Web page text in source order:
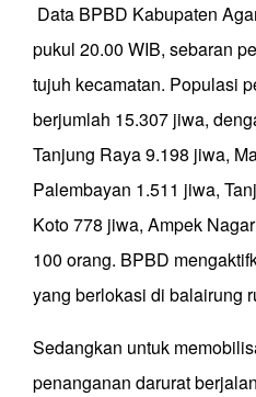
Data BPBD Kabupaten
pukul 20.00 WIB, sebaran
tujuh kecamatan. Populasi
berjumlah 15.307 jiwa,
Tanjung Raya 9.198 jiwa,
Palembayan 1.511 jiwa,
Koto 778 jiwa, Ampek
100 orang. BPBD
yang berlokasi di balairung
Sedangkan untuk
penanganan darurat